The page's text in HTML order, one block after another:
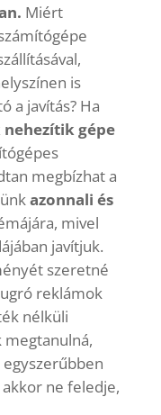
Miért
is
a javítás? Ha
gépe
megbízhat a
azonnali és
mivel
javítjuk.
szeretné
reklámok
nélküli
megtanulná,
ne feledje,